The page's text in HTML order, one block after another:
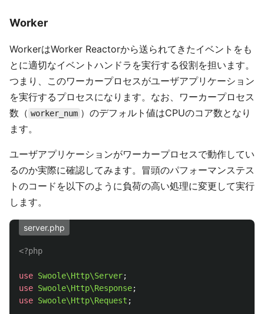
Worker
WorkerはWorker Reactorから送られてきたイベントをも
とに適切なイベントハンドラを実行する役割を担います。
つまり、このワーカープロセスがユーザアプリケーション
を実行するプロセスになります。なお、ワーカープロセス
数（ worker_num ）のデフォルト値はCPUのコア数となり
ます。
ユーザアプリケーションがワーカープロセスで動作してい
るのか実際に確認してみます。冒頭のパフォーマンステス
トのコードを以下のように負荷の高い処理に変更して実行
します。
server.php
<?php
use Swoole\Http\Server;
use Swoole\Http\Response;
use Swoole\Http\Request ;